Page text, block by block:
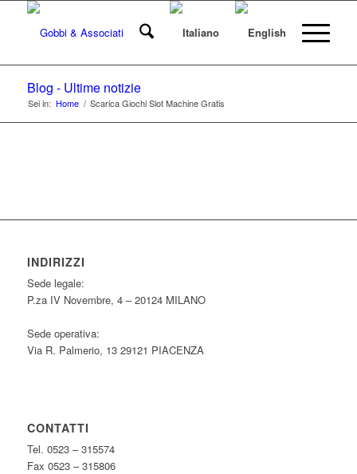
Blog - Ultime notizie
Sei in: Home / Scarica Giochi Slot Machine Gratis
INDIRIZZI
Sede legale:
P.za IV Novembre, 4 – 20124 MILANO
Sede operativa:
Via R. Palmerio, 13 29121 PIACENZA
CONTATTI
Tel. 0523 – 315574
Fax 0523 – 315806